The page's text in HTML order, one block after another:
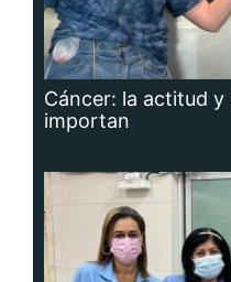
Cáncer: la actitud y
importan